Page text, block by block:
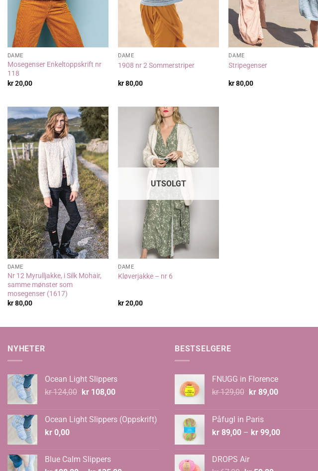
DAME
Mosegenser Enkeltoppskrift nr
118
kr20,00
DAME
1908 nr 2 Sommerstriper
kr80,00
DAME
Stripegenser
kr80,00
DAME
Nr 12 Myrulljakke, i Silk Mohair,
samme mønster som
mosegenser (1617)
kr80,00
UTSOLGT
DAME
Kløverjakke – nr 6
kr20,00
NYHETER
Ocean Light Slippers
kr124,00 Opprinnelig
kr 124,00.
kr108,00Nåværende
kr 108,00.
Ocean Light Slippers (Oppskrift)
kr 0,00
Blue Calm Slippers
BESTSELGERE
FNUGG in Florence
kr129,00 Opprinnelig
kr 129,00.
kr89,00Nåværende
Påfugl in Paris
kr 89,00 – kr 99,00Prisområde:
DROPS Air